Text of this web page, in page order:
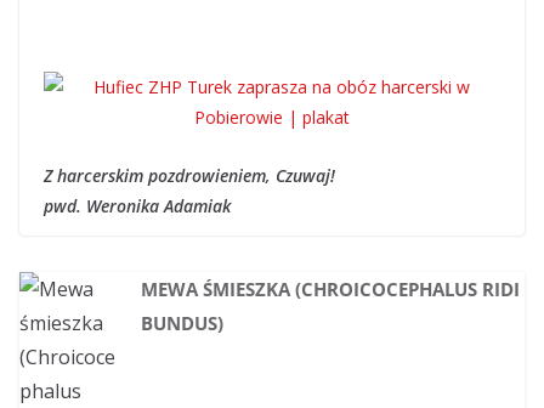
Z harcerskim pozdrowieniem, Czuwaj!
pwd. Weronika Adamiak
MEWA ŚMIESZKA (CHROICOCEPHALUS RIDI
BUNDUS)